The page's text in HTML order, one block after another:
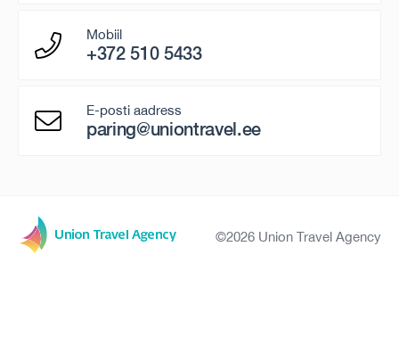
Mobiil
+372 510 5433
E-posti aadress
paring@uniontravel.ee
©2026 Union Travel Agency